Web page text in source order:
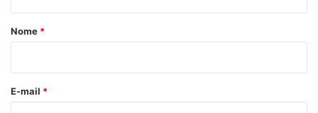
r
*
Nome *
E-mail *